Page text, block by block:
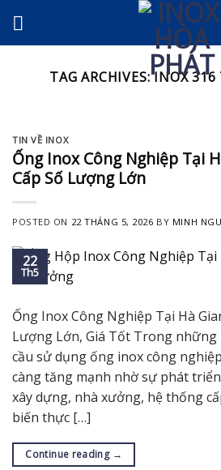
content
TAG ARCHIVES:INOX 316
TIN VỀ INOX
Ống Inox Công Nghiệp Tại
Cấp Số Lượng Lớn
POSTED ON 22 THÁNG 5, 2026 BY MINH
22
Th5
Ống Inox Công Nghiệp Tại Hà
Lượng Lớn, Giá Tốt Trong những
cầu sử dụng ống inox công
càng tăng mạnh nhờ sự phát
xây dựng, nhà xưởng, hệ thống
biến thực […]
Continue reading →